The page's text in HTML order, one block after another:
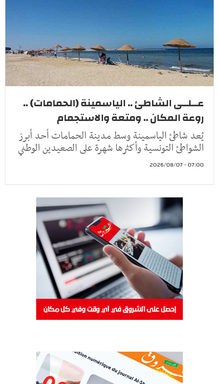
عــلــى الشاطئ .. الياسمينة (الحمامات) ..
روعة المكان .. ومتعة والاستجمام
يُعد شاطئ الياسمينة وسط مدينة الحمامات أحد أبرز
الشواطئ التونسية وأكثرها شهرة على الصعيدين الوطني
07:00 - 2026/08/07